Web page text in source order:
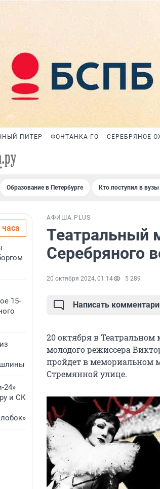
ПИТЕР ФОНТАНКА ГО СЕРЕБРЯНОЕ
Образование в Петербурге Кто поступил в
часа
15-
24»
и СК
АФИША PLUS
Театральный
Серебряного
20 октября 2024, 01:14 5 289
Написать
20 октября в Театральном
молодого режиссера
пройдет в мемориальном
Стремянной улице.